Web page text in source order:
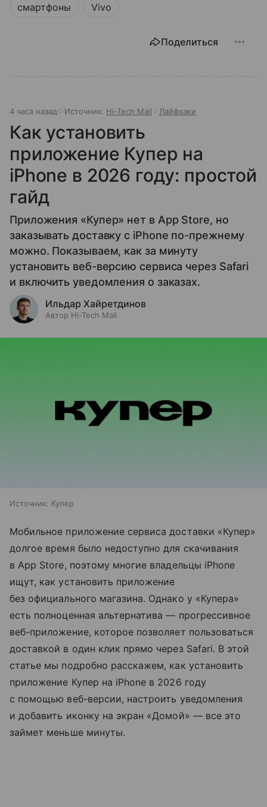
смартфоны Vivo
Поделиться
4 часа назад Источник: Hi-Tech Mail Лайфхаки
Как установить
приложение Купер на
iPhone в 2026 году: простой
гайд
Приложения «Купер» нет в App Store, но
заказывать доставку с iPhone по-прежнему
можно. Показываем, как за минуту
установить веб-версию сервиса через Safari
и включить уведомления о заказах.
Ильдар Хайретдинов
Автор Hi-Tech Mail
Источник: Купер
Мобильное приложение сервиса доставки «Купер»
долгое время было недоступно для скачивания
в App Store, поэтому многие владельцы iPhone
ищут, как установить приложение
без официального магазина. Однако у «Купера»
есть полноценная альтернатива — прогрессивное
веб-приложение, которое позволяет пользоваться
доставкой в один клик прямо через Safari. В этой
статье мы подробно расскажем, как установить
приложение Купер на iPhone в 2026 году
с помощью веб-версии, настроить уведомления
и добавить иконку на экран «Домой» — все это
займет меньше минуты.